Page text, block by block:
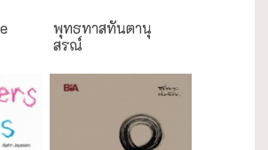
พุทธทาสทันตานุ
สรณ์